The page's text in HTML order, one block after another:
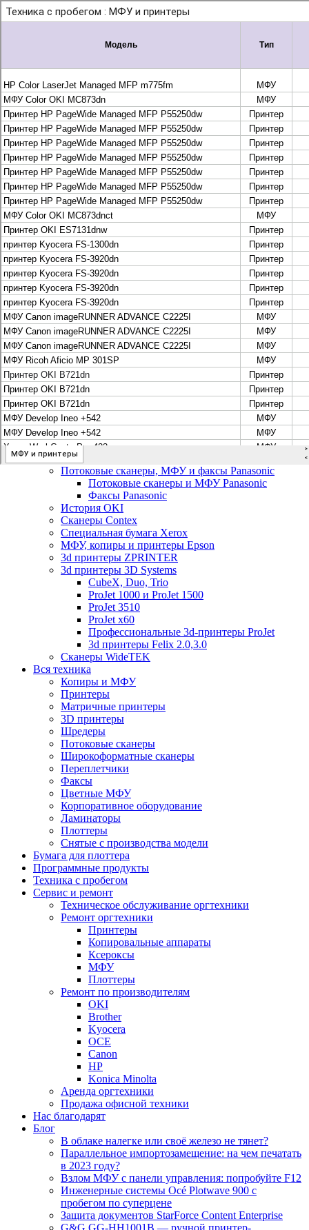
Рассчитать и заказать
Рассчитать и заказать
О компании
История Леком
Производители
Леком
Pantum
UTINET
G&G
ГК “Катюша”
Высокопроизводительные копиры DEVELOP
МФУ, копиры и принтеры KYOCERA
Принтеры и МФУ и факсы Brother
Плоттеры и МФУ Oce
Плоттеры и МФУ Oce
Цифровые системы Oce VarioPrint DP Line
МФУ, сканеры, плоттеры и принтеры Canon
Плоттеры Canon
Принтеры и МФУ Canon
Сканеры Canon
Распродажа картриджей Canon
МФУ, сканеры, плоттеры и принтеры HP
Принтеры и МФУ HP
Плоттеры hp
МФУ, копиры и принтеры OKI
МФУ, копиры и принтеры RICOH
Ремонт и продажа копировальных аппаратов
Infotec
Потоковые сканеры, МФУ и факсы Panasonic
Потоковые сканеры и МФУ Panasonic
Факсы Panasonic
История OKI
Сканеры Contex
Специальная бумага Xerox
МФУ, копиры и принтеры Epson
3d принтеры ZPRINTER
3d принтеры 3D Systems
CubeX, Duo, Trio
ProJet 1000 и ProJet 1500
ProJet 3510
ProJet x60
Профессиональные 3d-принтеры ProJet
3d принтеры Felix 2.0,3.0
Сканеры WideTEK
Вся техника
Копиры и МФУ
Принтеры
Матричные принтеры
3D принтеры
Шредеры
Потоковые сканеры
Широкоформатные сканеры
Переплетчики
Факсы
Цветные МФУ
Корпоративное оборудование
Ламинаторы
Плоттеры
Снятые с производства модели
Бумага для плоттера
Программные продукты
Техника с пробегом
Сервис и ремонт
Техническое обслуживание оргтехники
Ремонт оргтехники
Принтеры
Копировальные аппараты
Ксероксы
МФУ
Плоттеры
Ремонт по производителям
OKI
Brother
Kyocera
OCE
Canon
HP
Konica Minolta
Аренда оргтехники
Продажа офисной техники
Нас благодарят
Блог
В облаке налегке или своё железо не тянет?
Параллельное импортозамещение: на чем печатать
в 2023 году?
Взлом МФУ с панели управления: попробуйте F12
Инженерные системы Océ Plotwave 900 с
пробегом по суперцене
Защита документов StarForce Content Enterprise
G&G GG-HH1001B — ручной принтер-